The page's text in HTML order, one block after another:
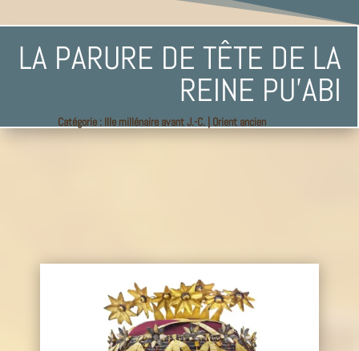
LA PARURE DE TÊTE DE LA
REINE PU’ABI
Catégorie : IIIe millénaire avant J.-C.| Orient ancien